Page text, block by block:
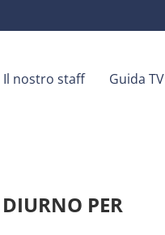
Il nostro staff Guida TV
PER